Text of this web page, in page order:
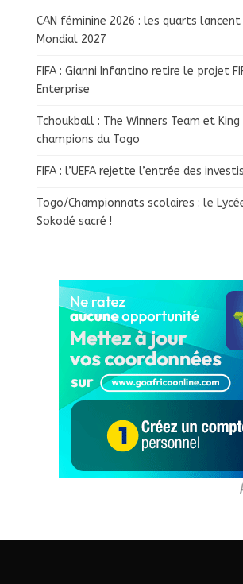
CAN féminine 2026 : les quarts
Mondial 2027
FIFA : Gianni Infantino retire le projet
Enterprise
Tchoukball : The Winners Team et King
champions du Togo
FIFA : l’UEFA rejette l’entrée des
Togo/Championnats scolaires : le
Sokodé sacré !